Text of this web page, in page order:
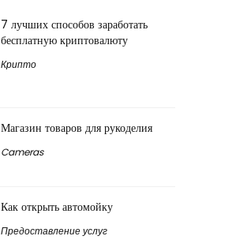
7 лучших способов заработать
бесплатную криптовалюту
Крипто
Магазин товаров для рукоделия
Cameras
Как открыть автомойку
Предоставление услуг